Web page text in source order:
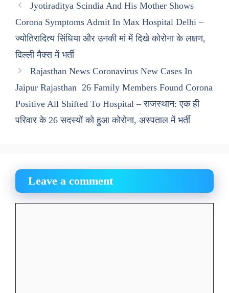
Jyotiraditya Scindia And His Mother Shows
Corona Symptoms Admit In Max Hospital Delhi –
ज्योतिरादित्य सिंधिया और उनकी मां में दिखे कोरोना के लक्षण,
दिल्ली मैक्स में भर्ती
Rajasthan News Coronavirus New Cases In
Jaipur Rajasthan 26 Family Members Found Corona
Positive All Shifted To Hospital – राजस्थान: एक ही
परिवार के 26 सदस्यों को हुआ कोरोना, अस्पताल में भर्ती
Leave a comment